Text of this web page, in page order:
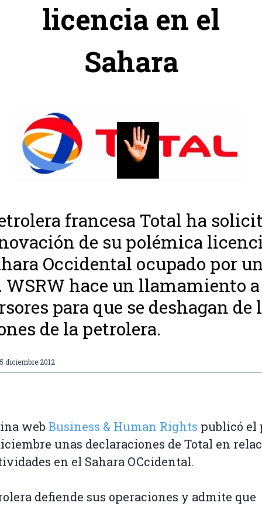
licencia en el
Sahara
francesa Total ha
de su polémica
Occidental ocupado por
WSRW hace un llamamiento
para que se deshagan de
de la petrolera.
diciembre 2012
web Business & Human Rights publicó el
unas declaraciones de Total en
en el Sahara OCcidental.
defiende sus operaciones y admite que